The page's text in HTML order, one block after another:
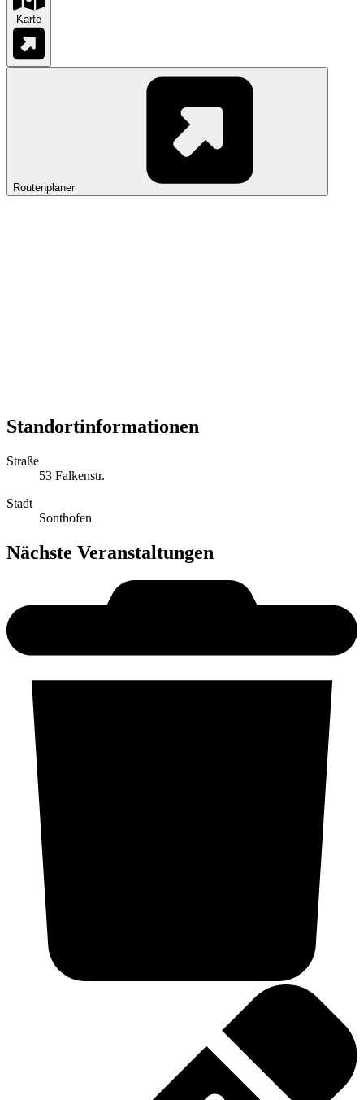
Karte
Routenplaner
Standortinformationen
Straße
53 Falkenstr.
Stadt
Sonthofen
Nächste Veranstaltungen